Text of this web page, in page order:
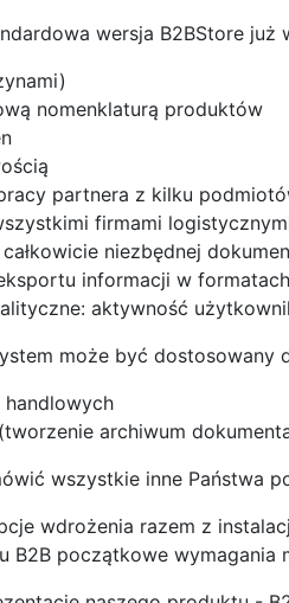
wersja B2BStore już
nomenklaturą produktów
partnera z kilku
firmami
niezbędnej
informacji w
aktywność
może być dostosowany
handlowych
archiwum
wszystkie inne Państwa
wdrożenia razem z
B2B początkowe wymagania